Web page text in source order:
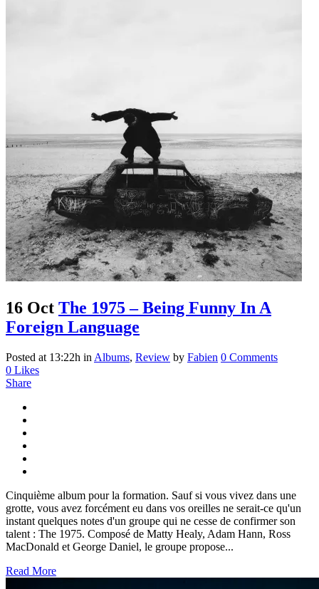
16 Oct The 1975 – Being Funny In A
Foreign Language
Posted at 13:22h in Albums, Review by Fabien 0 Comments
0 Likes
Share
Cinquième album pour la formation. Sauf si vous vivez dans une
grotte, vous avez forcément eu dans vos oreilles ne serait-ce qu'un
instant quelques notes d'un groupe qui ne cesse de confirmer son
talent : The 1975. Composé de Matty Healy, Adam Hann, Ross
MacDonald et George Daniel, le groupe propose...
Read More